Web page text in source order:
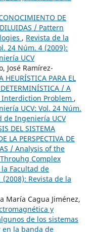
DE
/ Pattern
, Revista de la
24 Núm. 4 (2009):
UCV
José Ramírez-
HEURÍSTICA PARA EL
/ A
Problem ,
UCV: Vol. 24 Núm.
de Ingeniería UCV
DEL SISTEMA
LA PERSPECTIVA DE
/ Analysis of the
Complex
Facultad de
Revista de la
María Cagua Jiménez,
y
de los sistemas
la banda de